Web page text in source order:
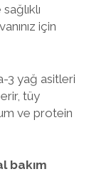
için
3 yağ asitleri
tüy
ve protein
bakım